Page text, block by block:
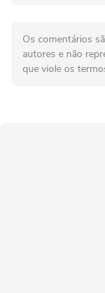
Os comentários
autores e não
que viole os